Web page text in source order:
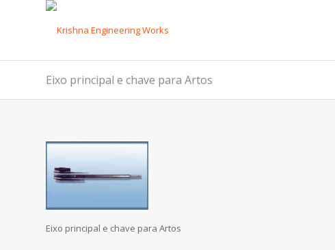
Eixo principal e chave para Artos
Eixo principal e chave para Artos